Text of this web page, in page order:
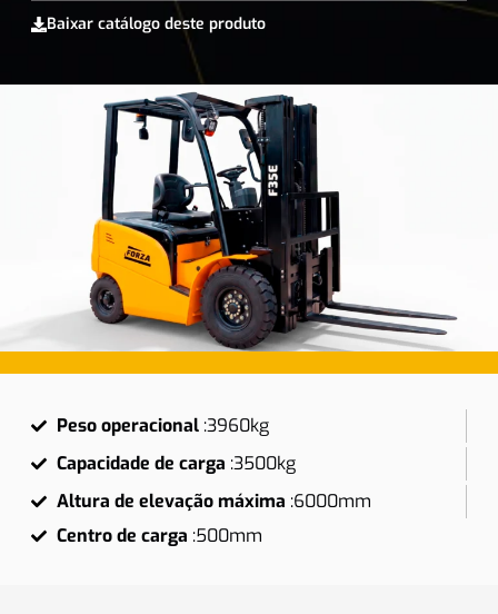
Baixar catálogo deste produto
Peso operacional:3960kg
Capacidade de carga :3500kg
Altura de elevação máxima :6000mm
Centro de carga :500mm